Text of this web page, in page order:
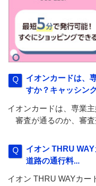
イオンカードは、
すか？キャッシン
イオンカードは、専業
審査が通るのか、審査
イオン THRU
道路の通行料...
イオン THRU WAYカー